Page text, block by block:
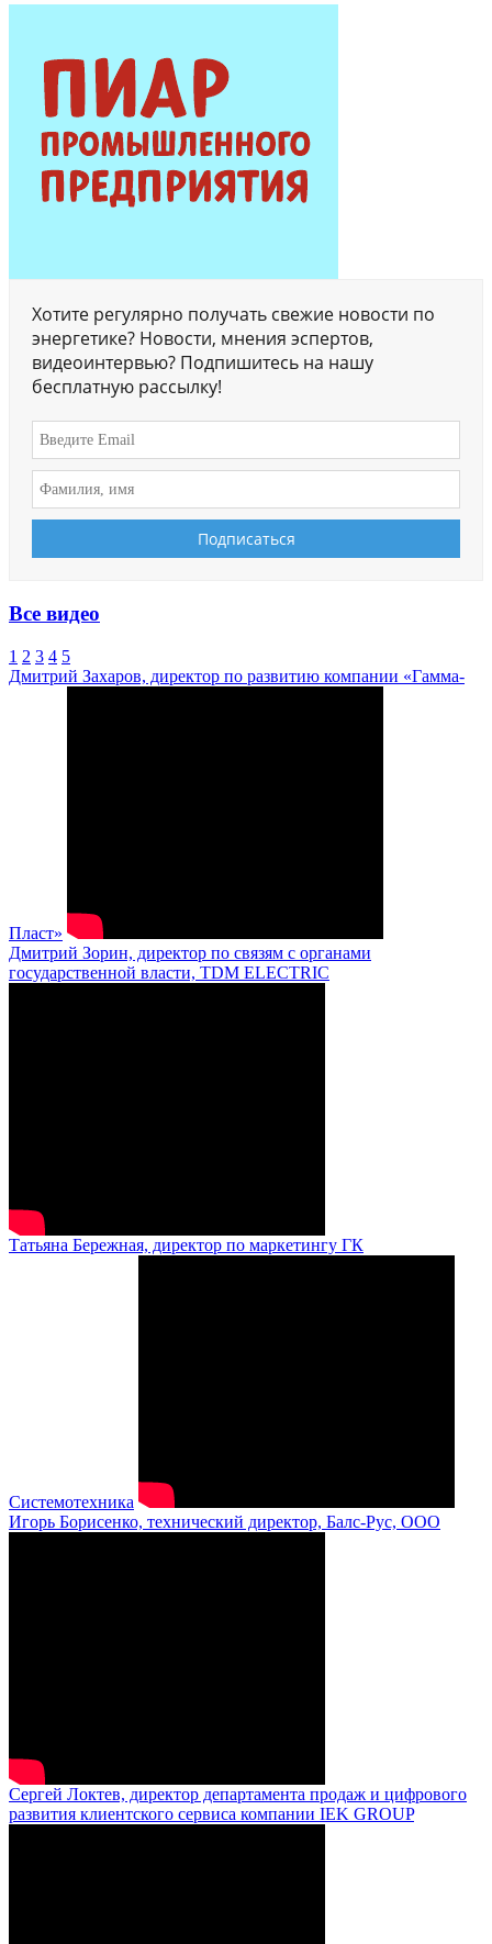
Хотите регулярно получать свежие новости по
энергетике? Новости, мнения эспертов,
видеоинтервью? Подпишитесь на нашу
бесплатную рассылку!
Все видео
1 2 3 4 5
Дмитрий Захаров, директор по развитию компании «Гамма-
Пласт»
Дмитрий Зорин, директор по связям с органами
государственной власти, TDM ELECTRIC
Татьяна Бережная, директор по маркетингу ГК
Системотехника
Игорь Борисенко, технический директор, Балс-Рус, ООО
Сергей Локтев, директор департамента продаж и цифрового
развития клиентского сервиса компании IEK GROUP